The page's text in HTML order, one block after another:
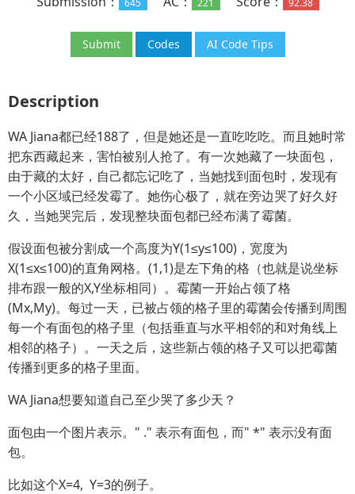
Submit Codes AI Code Tips
Description
WA Jiana都已经188了，但是她还是一直吃吃吃。而且她时常
把东西藏起来，害怕被别人抢了。有一次她藏了一块面包，
由于藏的太好，自己都忘记吃了，当她找到面包时，发现有
一个小区域已经发霉了。她伤心极了，就在旁边哭了好久好
久，当她哭完后，发现整块面包都已经布满了霉菌。
假设面包被分割成一个高度为Y(1≤y≤100)，宽度为
X(1≤x≤100)的直角网格。(1,1)是左下角的格（也就是说坐标
排布跟一般的X,Y坐标相同）。霉菌一开始占领了格
(Mx,My)。每过一天， 已被占领的格子里的霉菌会传播到周围
每一个有面包的格子里（包括垂直与水平相邻的和对角线上
相邻的格子）。一天之后，这些新占领的格子又可以把霉菌
传播到更多的格子里面。
WA Jiana想要知道自己至少哭了多少天？
面包由一个图片表示。" ." 表示有面包，而" *" 表示没有面
包。
比如这个X=4, Y=3的例子。